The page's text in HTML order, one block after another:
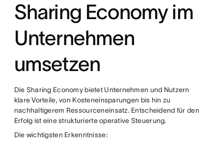
Sharing Economy im
Unternehmen
umsetzen
Die Sharing Economy bietet Unternehmen und Nutzern
klare Vorteile, von Kosteneinsparungen bis hin zu
nachhaltigerem Ressourceneinsatz. Entscheidend für den
Erfolg ist eine strukturierte operative Steuerung.
Die wichtigsten Erkenntnisse: